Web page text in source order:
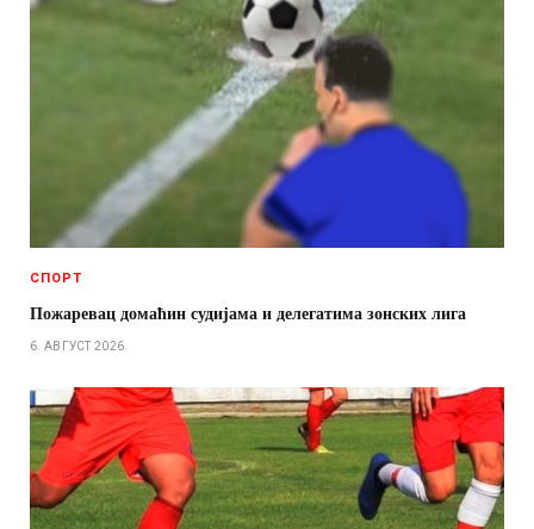
СПОРТ
Пожаревац домаћин судијама и делегатима зонских лига
6. АВГУСТ 2026.